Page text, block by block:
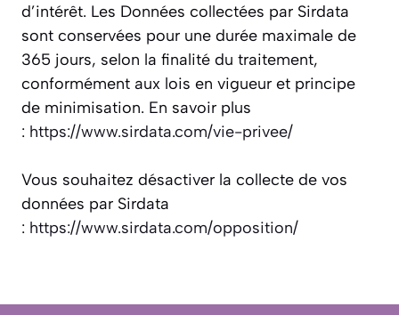
d’intérêt. Les Données collectées par Sirdata
sont conservées pour une durée maximale de
365 jours, selon la finalité du traitement,
conformément aux lois en vigueur et principe
de minimisation. En savoir plus
: https://www.sirdata.com/vie-privee/
Vous souhaitez désactiver la collecte de vos
données par Sirdata
: https://www.sirdata.com/opposition/